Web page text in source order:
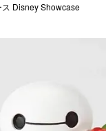
Disney Showcase